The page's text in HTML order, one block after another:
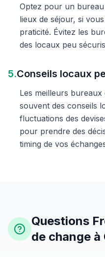
Optez pour un
lieux de séjour, si
praticité. Évitez les
des locaux peu
5.Conseils locaux
Les meilleurs
souvent des conseils
fluctuations des
pour prendre des
timing de vos
Questions
de change à